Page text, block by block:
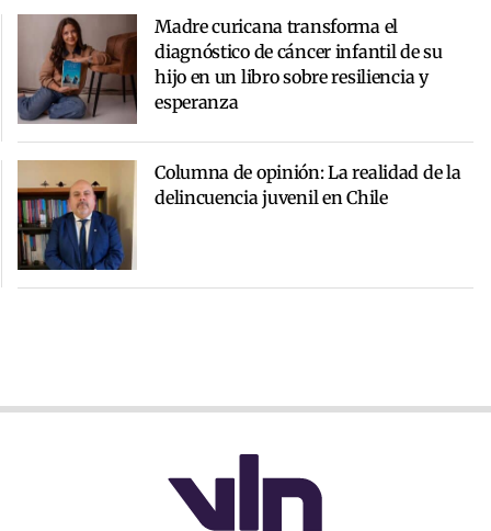
Madre curicana transforma el
diagnóstico de cáncer infantil de su
hijo en un libro sobre resiliencia y
esperanza
Columna de opinión: La realidad de la
delincuencia juvenil en Chile